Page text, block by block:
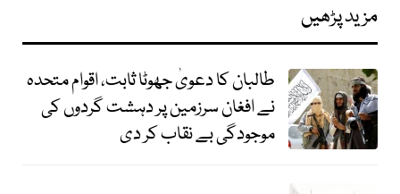
مزید پڑھیں
طالبان کا دعویٰ جھوٹا ثابت، اقوام متحدہ
نے افغان سرزمین پر دہشت گردوں کی
موجودگی بے نقاب کر دی